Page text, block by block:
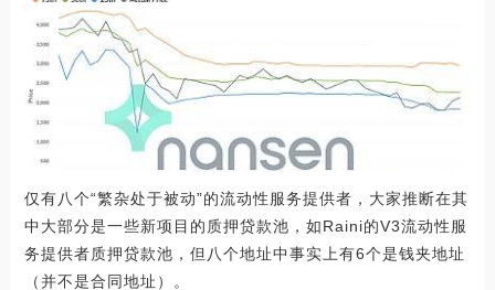
仅有八个“繁杂处于被动”的流动性服务提供者，大家推断在其
中大部分是一些新项目的质押贷款池，如Raini的V3流动性服
务提供者质押贷款池，但八个地址中事实上有6个是钱夹地址
（并不是合同地址）。